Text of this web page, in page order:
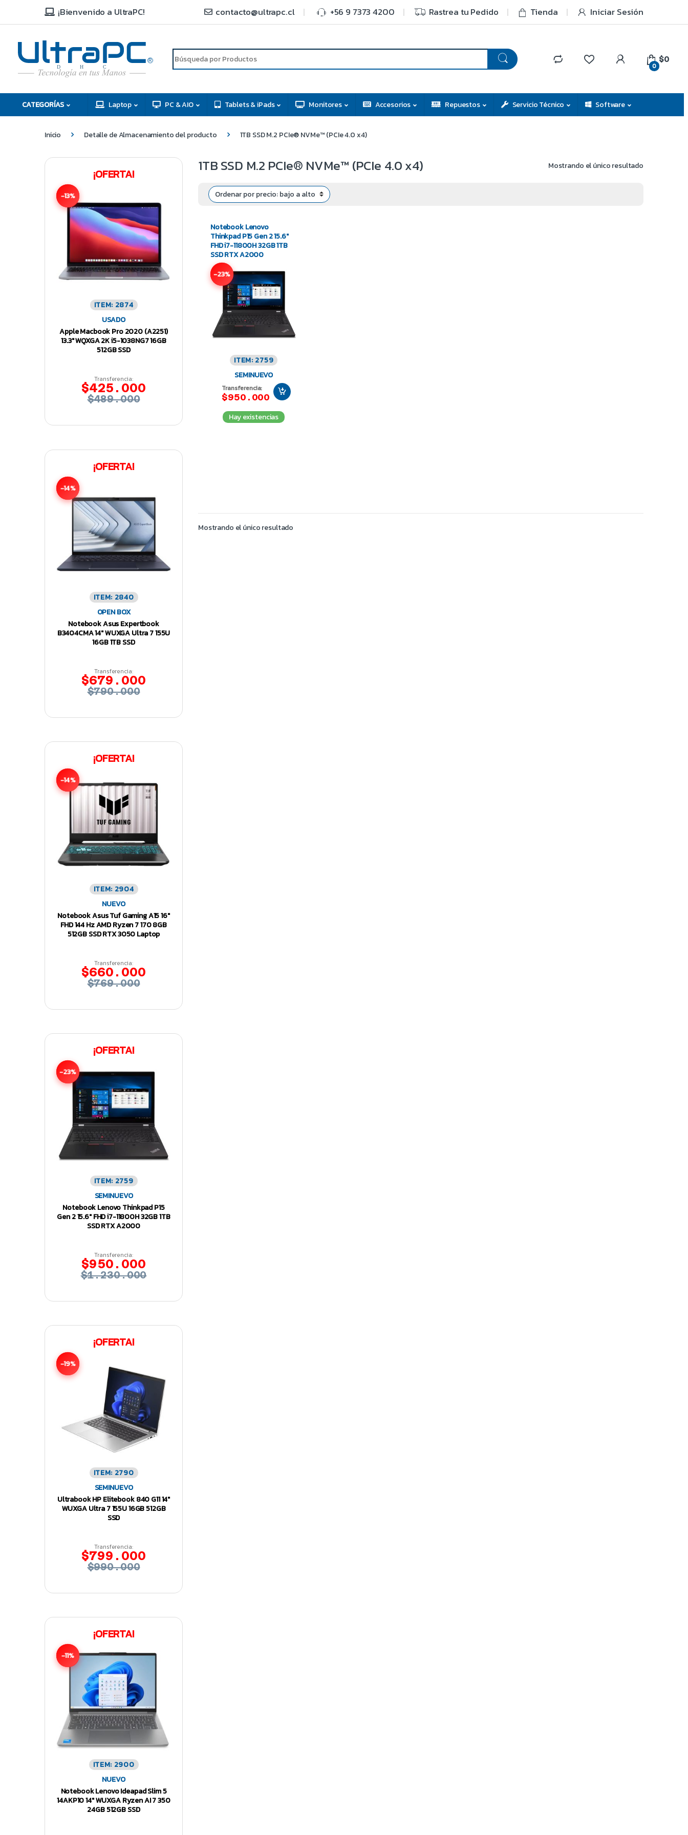
¡Bienvenido a UltraPC! contacto@ultrapc.cl +56 9 7373 4200 Rastrea tu Pedido Tienda Iniciar Sesión
C
H
D
R
0
$0
CATEGORÍAS Laptop PC & AIO Tablets & iPads Monitores Accesorios Repuestos Servicio Técnico Software
Inicio Detalle de Almacenamiento del producto 1TB SSD M.2 PCIe® NVMe™ (PCIe 4.0 x4)
1TB SSD M.2 PCIe® NVMe™ (PCIe 4.0 x4) Mostrando el único resultado
Notebook Lenovo
Thinkpad P15 Gen 2 15.6″
FHD i7-11800H 32GB 1TB
SSD RTX A2000
-23%
ITEM: 2759
SEMINUEVO
Transferencia:
$950.000
Hay existencias
Mostrando el único resultado
¡OFERTA!
-13%
ITEM: 2874
USADO
Apple Macbook Pro 2020 (A2251)
13.3″ WQXGA 2K i5-1038NG7 16GB
512GB SSD
Transferencia:
$425.000
$489.000
¡OFERTA!
-14%
ITEM: 2840
OPEN BOX
Notebook Asus Expertbook
B3404CMA 14″ WUXGA Ultra 7 155U
16GB 1TB SSD
Transferencia:
$679.000
$790.000
¡OFERTA!
-14%
ITEM: 2904
NUEVO
Notebook Asus Tuf Gaming A15 16″
FHD 144 Hz AMD Ryzen 7 170 8GB
512GB SSD RTX 3050 Laptop
Transferencia:
$660.000
$769.000
¡OFERTA!
-23%
ITEM: 2759
SEMINUEVO
Notebook Lenovo Thinkpad P15
Gen 2 15.6″ FHD i7-11800H 32GB 1TB
SSD RTX A2000
Transferencia:
$950.000
$1.230.000
¡OFERTA!
-19%
ITEM: 2790
SEMINUEVO
Ultrabook HP Elitebook 840 G11 14″
WUXGA Ultra 7 155U 16GB 512GB
SSD
Transferencia:
$799.000
$990.000
¡OFERTA!
-11%
ITEM: 2900
NUEVO
Notebook Lenovo Ideapad Slim 5
14AKP10 14″ WUXGA Ryzen AI 7 350
24GB 512GB SSD